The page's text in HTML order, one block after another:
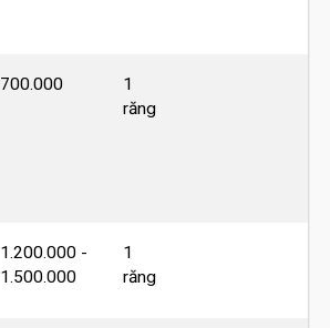
700.000
1
răng
1.200.000 -
1.500.000
1
răng